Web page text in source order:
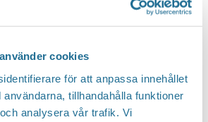
cookies
för att anpassa innehållet
tillhandahålla funktioner
analysera vår trafik. Vi
Dokument & Rapporter